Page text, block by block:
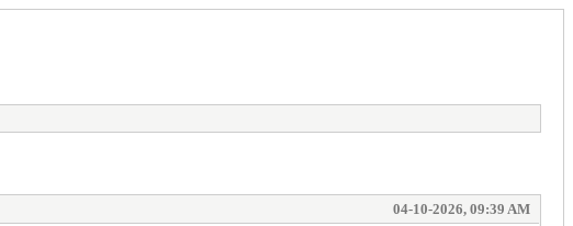
04-10-2026, 09:39 AM